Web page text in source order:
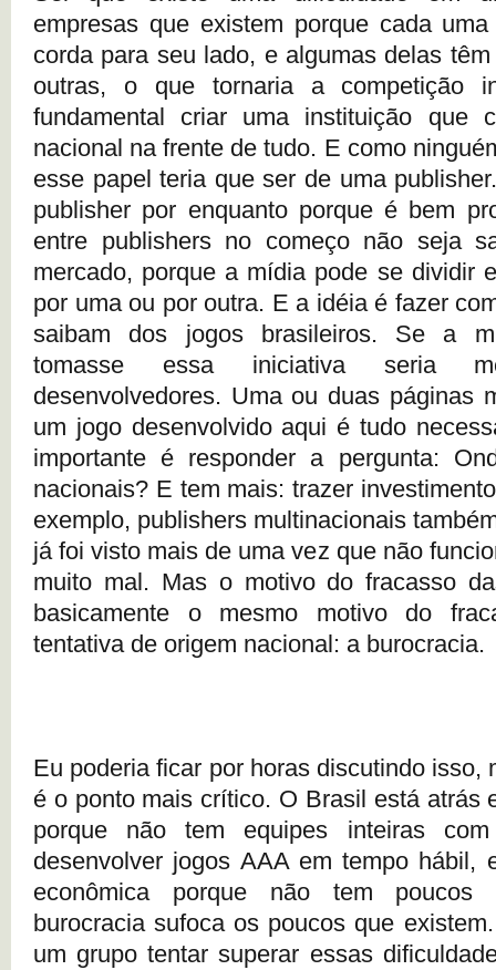
empresas que existem porque cada
corda para seu lado, e algumas delas
outras, o que tornaria a competição
fundamental criar uma instituição que
nacional na frente de tudo. E como
esse papel teria que ser de uma
publisher por enquanto porque é bem
entre publishers no começo não seja
mercado, porque a mídia pode se dividir
por uma ou por outra. E a idéia é fazer
saibam dos jogos brasileiros. Se a
tomasse essa iniciativa seria
desenvolvedores. Uma ou duas páginas
um jogo desenvolvido aqui é tudo
importante é responder a pergunta:
nacionais? E tem mais: trazer
exemplo, publishers multinacionais
já foi visto mais de uma vez que não
muito mal. Mas o motivo do fracasso
basicamente o mesmo motivo do
tentativa de origem nacional: a burocracia.
Eu poderia ficar por horas discutindo isso,
é o ponto mais crítico. O Brasil está atrás
porque não tem equipes inteiras
desenvolver jogos AAA em tempo hábil,
econômica porque não tem
burocracia sufoca os poucos que
um grupo tentar superar essas